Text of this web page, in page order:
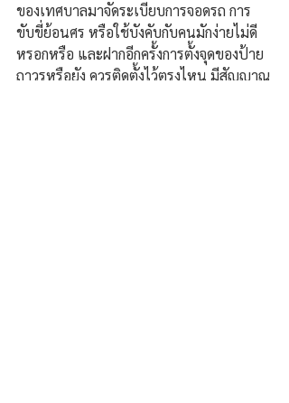
ของเทศบาลมาจัดระเบียบการจอดรถ การ
ขับขี่ย้อนศร หรือใช้บังคับกับคนมักง่ายไม่ดี
หรอกหรือ และฝากอีกครั้งการตั้งจุดของป้าย
ถาวรหรือยัง ควรติดตั้งไว้ตรงไหน มีสัญญาณ